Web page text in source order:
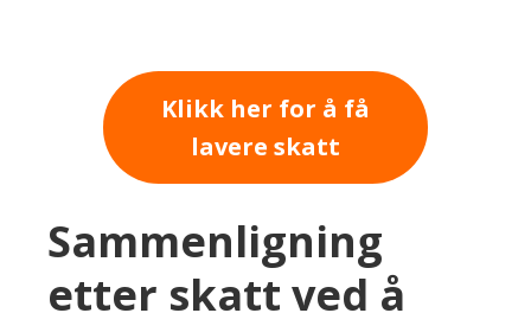
Klikk her for å få
lavere skatt
Sammenligning
etter skatt ved å